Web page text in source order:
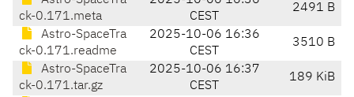
ck-0.171.meta
CEST
2491 B
Astro-SpaceTra
ck-0.171.readme
2025-10-06 16:36
CEST
3510 B
Astro-SpaceTra
ck-0.171.tar.gz
2025-10-06 16:37
CEST
189 KiB